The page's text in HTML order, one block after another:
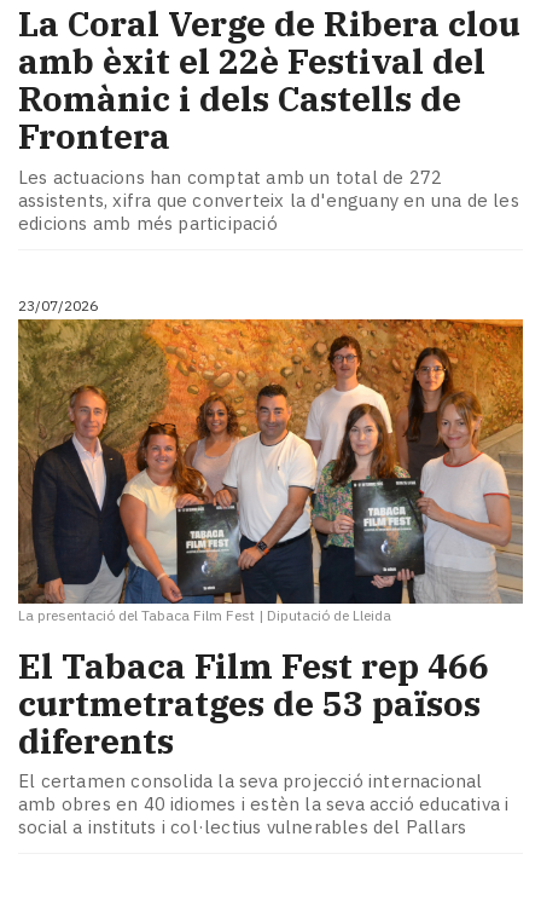
La Coral Verge de Ribera clou
amb èxit el 22è Festival del
Romànic i dels Castells de
Frontera
Les actuacions han comptat amb un total de 272
assistents, xifra que converteix la d'enguany en una de les
edicions amb més participació
23/07/2026
La presentació del Tabaca Film Fest | Diputació de Lleida
El Tabaca Film Fest rep 466
curtmetratges de 53 països
diferents
El certamen consolida la seva projecció internacional
amb obres en 40 idiomes i estèn la seva acció educativa i
social a instituts i col·lectius vulnerables del Pallars